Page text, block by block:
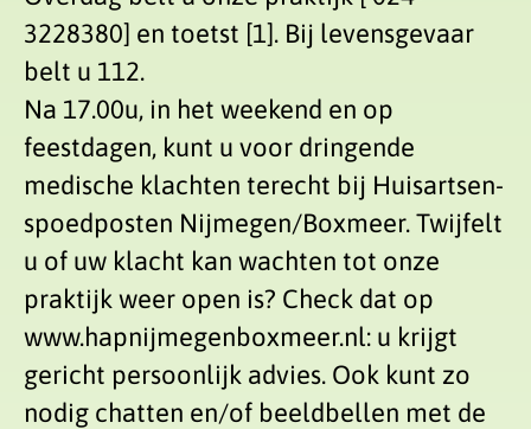
3228380] en toetst [1]. Bij levensgevaar
belt u 112.
Na 17.00u, in het weekend en op
feestdagen, kunt u voor dringende
medische klachten terecht bij Huisartsen-
spoedposten Nijmegen/Boxmeer. Twijfelt
u of uw klacht kan wachten tot onze
praktijk weer open is? Check dat op
www.hapnijmegenboxmeer.nl: u krijgt
gericht persoonlijk advies. Ook kunt zo
nodig chatten en/of beeldbellen met de